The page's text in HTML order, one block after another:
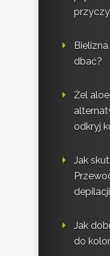
dbać?
Żel
odkryj
Jak
depilacji
Jak
do